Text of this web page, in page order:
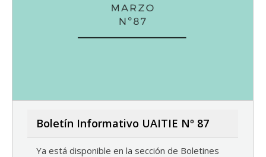
Boletín Informativo UAITIE Nº 87
Ya está disponible en la sección de Boletines